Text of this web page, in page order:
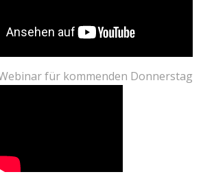
für kommenden Donnerstag